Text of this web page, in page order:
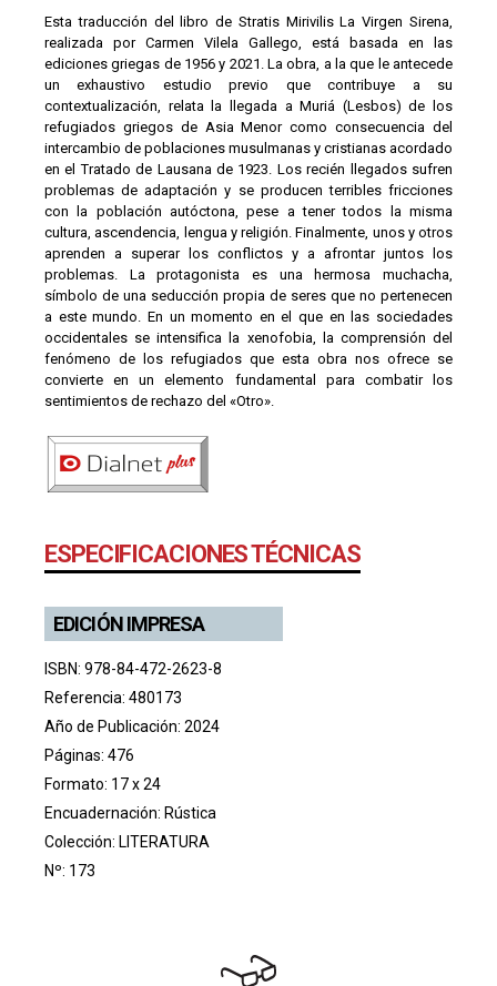
Esta traducción del libro de Stratis Mirivilis La Virgen Sirena,
realizada por Carmen Vilela Gallego, está basada en las
ediciones griegas de 1956 y 2021. La obra, a la que le antecede
un exhaustivo estudio previo que contribuye a su
contextualización, relata la llegada a Muriá (Lesbos) de los
refugiados griegos de Asia Menor como consecuencia del
intercambio de poblaciones musulmanas y cristianas acordado
en el Tratado de Lausana de 1923. Los recién llegados sufren
problemas de adaptación y se producen terribles fricciones
con la población autóctona, pese a tener todos la misma
cultura, ascendencia, lengua y religión. Finalmente, unos y otros
aprenden a superar los conflictos y a afrontar juntos los
problemas. La protagonista es una hermosa muchacha,
símbolo de una seducción propia de seres que no pertenecen
a este mundo. En un momento en el que en las sociedades
occidentales se intensifica la xenofobia, la comprensión del
fenómeno de los refugiados que esta obra nos ofrece se
convierte en un elemento fundamental para combatir los
sentimientos de rechazo del «Otro».
ESPECIFICACIONES TÉCNICAS
EDICIÓN IMPRESA
ISBN: 978-84-472-2623-8
Referencia: 480173
Año de Publicación: 2024
Páginas: 476
Formato: 17 x 24
Encuadernación: Rústica
Colección: LITERATURA
Nº: 173